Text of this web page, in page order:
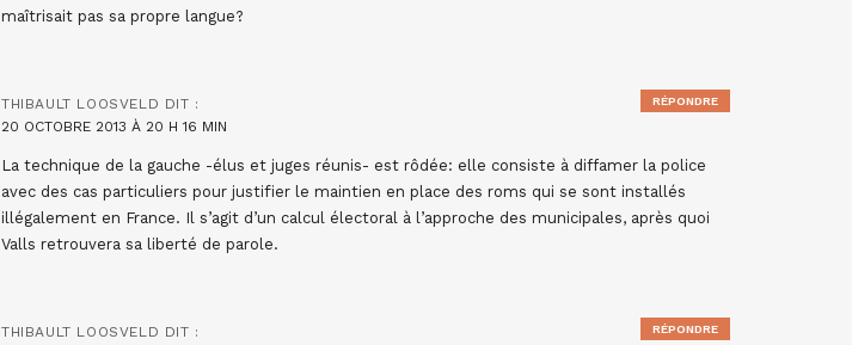
maîtrisait pas sa propre langue?
THIBAULT LOOSVELD DIT :
20 OCTOBRE 2013 À 20 H 16 MIN
La technique de la gauche -élus et juges réunis- est rôdée: elle consiste à diffamer la police
avec des cas particuliers pour justifier le maintien en place des roms qui se sont installés
illégalement en France. Il s’agit d’un calcul électoral à l’approche des municipales, après quoi
Valls retrouvera sa liberté de parole.
RÉPONDRE
THIBAULT LOOSVELD DIT :
RÉPONDRE